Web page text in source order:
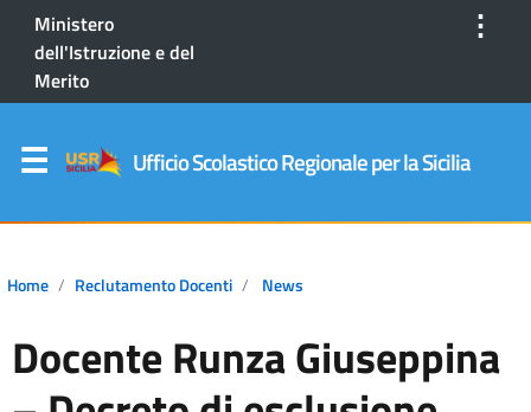
Ministero
dell'Istruzione e del
Merito
⋮
Ufficio Scolastico Regionale per la Sicilia
Home Reclutamento Docenti News
Docente Runza Giuseppina